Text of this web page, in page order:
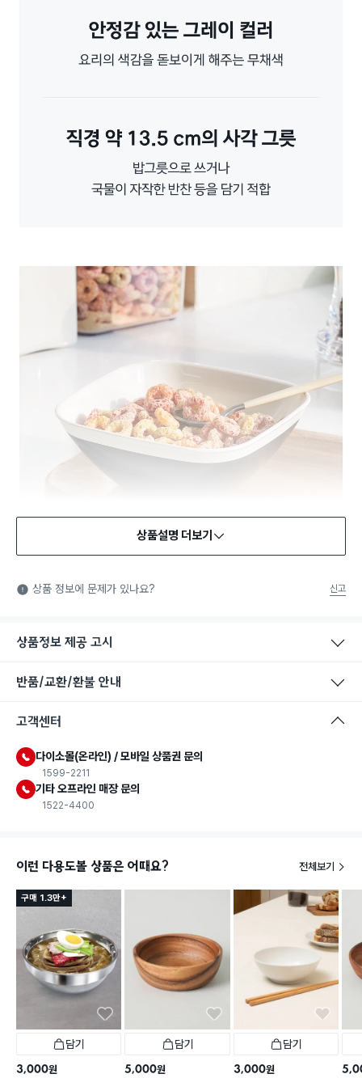
식품용 기구: 식품위생법에서 정한 규격에 따라 제조되어 식품 또
는 식품첨가물에 사용할 수 있는 식품용기구라는 표시입니다.
상품설명 더보기
상품 정보에 문제가 있나요? 신고
상품정보 제공 고시
반품/교환/환불 안내
고객센터
다이소몰(온라인) / 모바일 상품권 문의
1599-2211
기타 오프라인 매장 문의
1522-4400
이런 다용도볼 상품은 어때요? 전체보기
구매 1.3만+
담기
3,000원
담기
5,000원
담기
3,000원